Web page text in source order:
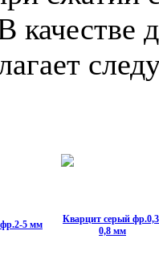
качестве
5 мм
Кварцит серый
0,8 мм